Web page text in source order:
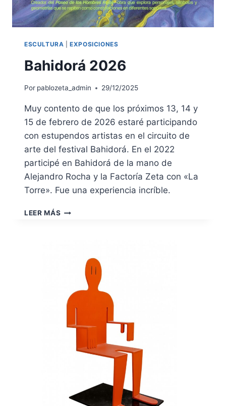
ESCULTURA |EXPOSICIONES
Bahidorá 2026
Por pablozeta_admin 29/12/2025
Muy contento de que los próximos 13, 14 y
15 de febrero de 2026 estaré participando
con estupendos artistas en el circuito de
arte del festival Bahidorá. En el 2022
participé en Bahidorá de la mano de
Alejandro Rocha y la Factoría Zeta con «La
Torre». Fue una experiencia incríble.
LEER MÁS BAHIDORÁ